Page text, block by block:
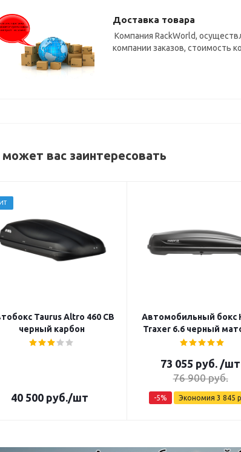
Доставка товара
Компания RackWorld,
компании заказов, стоимость
вас заинтересовать
Taurus Altro 460 CB
черный карбон
40 500 руб./шт
Автомобильный бокс
Traxer 6.6 черный
73 055 руб. /шт
76 900руб.
-5% Экономия 3 845